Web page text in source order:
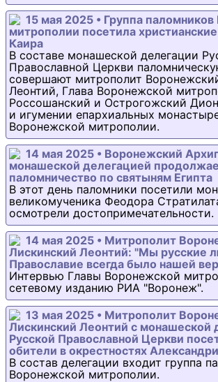
15 мая 2025 • Группа
митрополии посетила
Каира
В составе монашеской делегации
Православной Церкви
совершают митрополит
Леонтий, Глава Воронежской
Россошанский и Острогожский
и игумении епархиальных
Воронежской митрополии.
14 мая 2025 • Воронежский
монашеской делегацией
паломничество по святыням Египта
В этот день паломники посетили
великомученика Феодора
осмотрели достопримечательности.
14 мая 2025 • Митрополит
Лискинский Леонтий: "Мы русские
Православие всегда было нашей
Интервью Главы Воронежской
сетевому изданию РИА "Воронеж".
13 мая 2025 • Митрополит
Лискинский Леонтий с монашеской
Русской Православной Церкви
обители в окрестностях
В состав делегации входит группа
Воронежской митрополии.